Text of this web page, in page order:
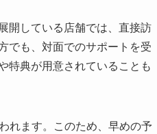
開している店舗では、直接訪
でも、対面でのサポートを受
特典が用意されていることも
れます。このため、早めの予